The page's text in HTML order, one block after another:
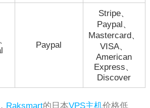
Paypal
Stripe、
Paypal、
Mastercard、
VISA、
American
Express、
Discover
Raksmart的日本VPS主机价格低